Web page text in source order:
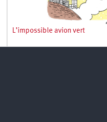
L’impossible avion vert